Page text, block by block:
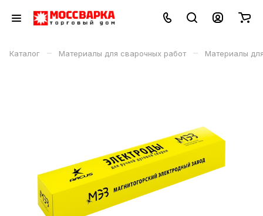
Каталог – Материалы для сварочных работ – Материалы